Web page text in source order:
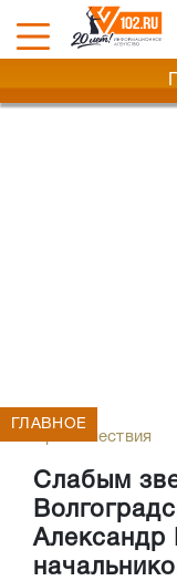
Происшествия
Слабым
Александр
ГЛАВНОЕ